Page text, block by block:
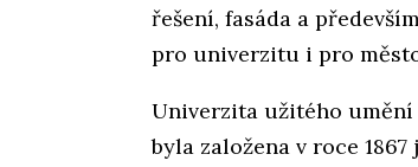
řešení, fasáda a
pro univerzitu i pro
Univerzita užitého umění
byla založena v roce